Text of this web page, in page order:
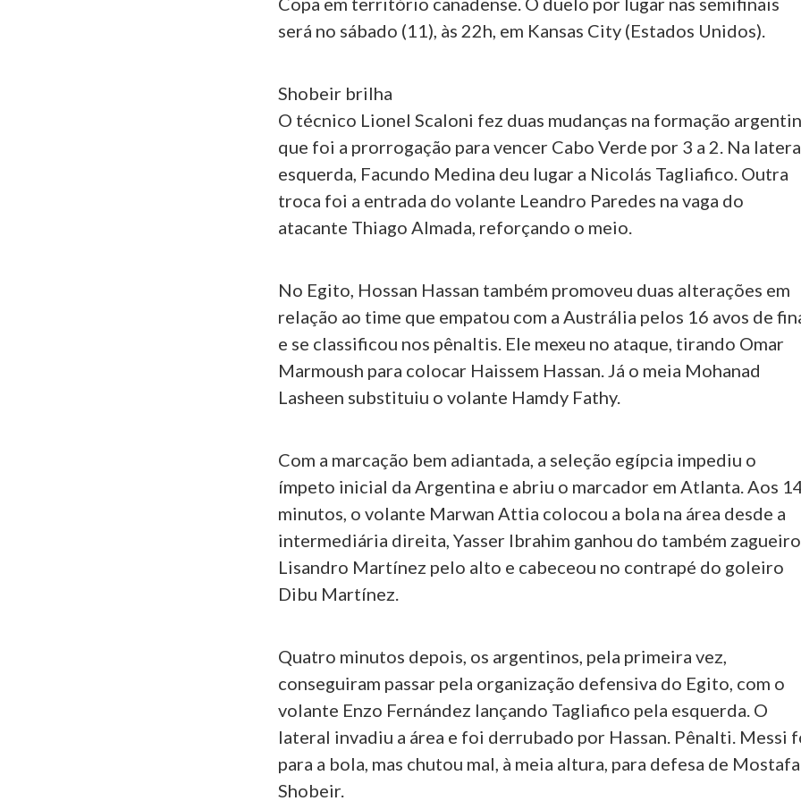
será no sábado (11), às 22h, em Kansas City (Estados Unidos).
Shobeir brilha
O técnico Lionel Scaloni fez duas mudanças na formação
que foi a prorrogação para vencer Cabo Verde por 3 a 2. Na
esquerda, Facundo Medina deu lugar a Nicolás Tagliafico. Outra
troca foi a entrada do volante Leandro Paredes na vaga do
atacante Thiago Almada, reforçando o meio.
No Egito, Hossan Hassan também promoveu duas alterações em
relação ao time que empatou com a Austrália pelos 16 avos de
e se classificou nos pênaltis. Ele mexeu no ataque, tirando Omar
Marmoush para colocar Haissem Hassan. Já o meia Mohanad
Lasheen substituiu o volante Hamdy Fathy.
Com a marcação bem adiantada, a seleção egípcia impediu o
ímpeto inicial da Argentina e abriu o marcador em Atlanta. Aos
minutos, o volante Marwan Attia colocou a bola na área desde a
intermediária direita, Yasser Ibrahim ganhou do também zagueiro
Lisandro Martínez pelo alto e cabeceou no contrapé do goleiro
Dibu Martínez.
Quatro minutos depois, os argentinos, pela primeira vez,
conseguiram passar pela organização defensiva do Egito, com o
volante Enzo Fernández lançando Tagliafico pela esquerda. O
lateral invadiu a área e foi derrubado por Hassan. Pênalti. Messi
para a bola, mas chutou mal, à meia altura, para defesa de Mostafa
Shobeir.